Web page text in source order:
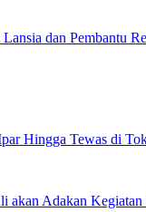
dan Pembantu
Hingga Tewas di
Adakan